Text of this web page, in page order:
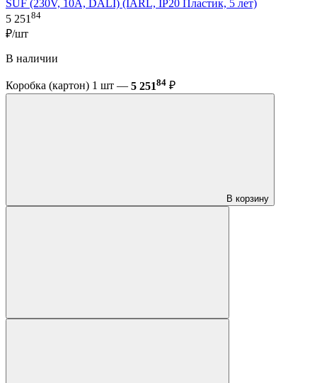
SUF (230V, 10A, DALI) (IARL, IP20 Пластик, 5 лет)
5 25184
₽/шт
В наличии
Коробка (картон) 1 шт — 5 25184 ₽
В корзину